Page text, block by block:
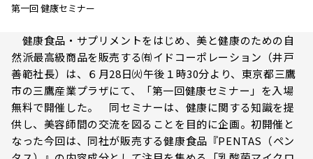
第一回 健康セミナー
健康食品・サプリメントをはじめ、美と健康のための自
然派最高級商品を販売する㈲イドコーポレーション（井戸
善範社長）は、６月28日㈫午後１時30分より、東京都三鷹
市の三鷹産業プラザにて、「第一回健康セミナー」を入場
無料で開催した。 同セミナーは、健康に関する知識を提
供し、美容師間の交流を図ることを目的に企画。初開催と
なった今回は、同社が販売する健康食品『PENTAS（ペン